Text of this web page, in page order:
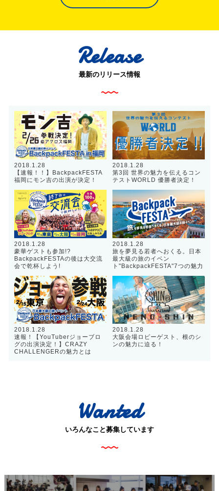
Release
最新のリリース情報
2018.1.28
【速報！！】BackpackFESTA
福岡にモン吉の出演が決定！
2018.1.28
第3回 世界の魅力を伝えるコン
テストWORLD 優勝者決定！
2018.1.28
豪華ゲストも参加!?
BackpackFESTAの後は大交流
会で乾杯しよう!
2018.1.28
旅を夢見る若者へおくる。日本
最大級の旅のイベン
ト"BackpackFESTA"7つの魅力
2018.1.28
速報！【YouTuberジョーブロ
グの出演決定！】CRAZY
CHALLENGERの魅力とは
2018.1.28
大阪会場ロビーゲスト、根のシ
ンの魅力に迫る！
Wanted
いろんなこと募集しています